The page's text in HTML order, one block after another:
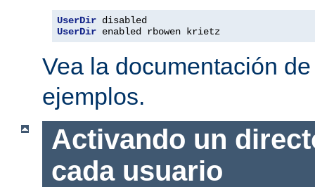
UserDir
UserDir enabled rbowen krietz
Vea la documentación
ejemplos.
Activando un
cada usuario